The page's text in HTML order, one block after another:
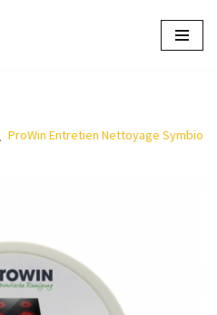
ProWin Entretien Nettoyage